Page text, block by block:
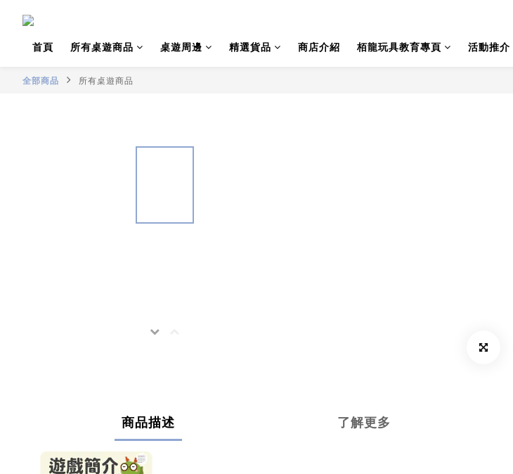
首頁
所有桌遊商品 桌遊周邊 精選貨品 商店介紹 栢龍玩具教育專頁 活動推介
全部商品 所有桌遊商品
商品描述 了解更多